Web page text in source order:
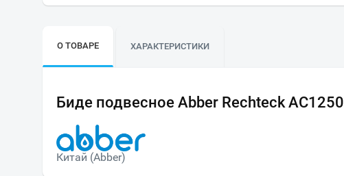
О ТОВАРЕ ХАРАКТЕРИСТИКИ
Биде подвесное Abber Rechteck AC1250
Китай (Abber)